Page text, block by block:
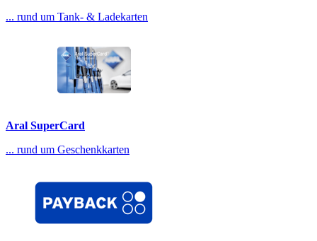
... rund um Tank- & Ladekarten
Aral SuperCard
... rund um Geschenkkarten